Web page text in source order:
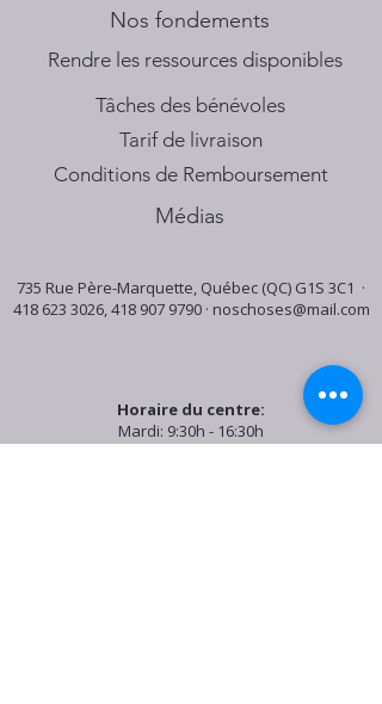
Nos fondements
​Rendre les ressources disponibles
Tâches des bénévoles
Tarif de livraison
Conditions de Remboursement
Médias
735 Rue Père-Marquette, Québec (QC) G1S 3C1 ·
418 623 3026,418 907 9790· noschoses@mail.com
Horaire du centre:
Mardi: 9:30h - 16:30h